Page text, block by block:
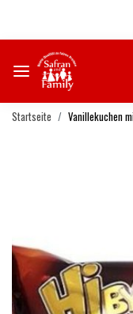
Startseite Vanillekuchen